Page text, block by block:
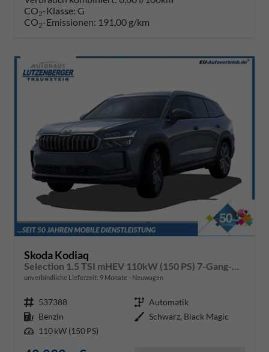
CO2-Klasse: G
CO2-Emissionen: 191,00 g/km
Skoda Kodiaq
unverbindliche Lieferzeit: 9 Monate Neuwagen
Fahrzeugnr. 537388 Getriebe Automatik
Kraftstoff Benzin Außenfarbe Schwarz, Black Magic
Leistung 110 kW (150 PS)